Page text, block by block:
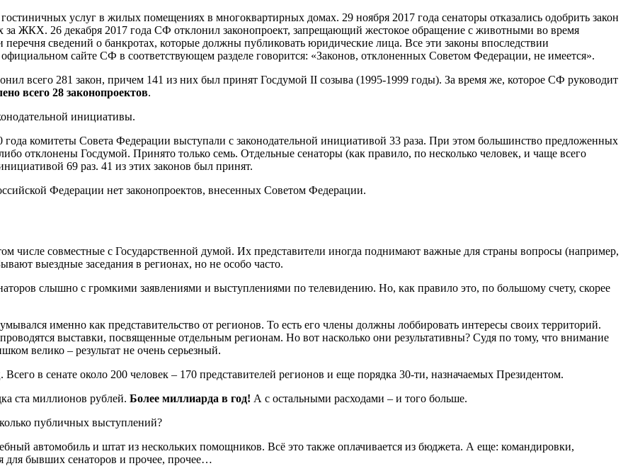
услуг в жилых помещениях в многоквартирных домах. 29 ноября 2017 года сенаторы отказались одобрить закон
ЖКХ. 26 декабря 2017 года СФ отклонил законопроект, запрещающий жестокое обращение с животными во время
сведений о банкротах, которые должны публиковать юридические лица. Все эти законы впоследствии
сайте СФ в соответствующем разделе говорится: «Законов, отклоненных Советом Федерации, не имеется».
всего 281 закон, причем 141 из них был принят Госдумой II созыва (1995-1999 годы). За время же, которое СФ руководит
всего 28 законопроектов.
инициативы.
комитеты Совета Федерации выступали с законодательной инициативой 33 раза. При этом большинство предложенных
отклонены Госдумой. Принято только семь. Отдельные сенаторы (как правило, по несколько человек, и чаще всего
69 раз. 41 из этих законов был принят.
Федерации нет законопроектов, внесенных Советом Федерации.
числе совместные с Государственной думой. Их представители иногда поднимают важные для страны вопросы (например,
выездные заседания в регионах, но не особо часто.
слышно с громкими заявлениями и выступлениями по телевидению. Но, как правило это, по большому счету, скорее
именно как представительство от регионов. То есть его члены должны лоббировать интересы своих территорий.
выставки, посвященные отдельным регионам. Но вот насколько они результативны? Судя по тому, что внимание
велико – результат не очень серьезный.
в сенате около 200 человек – 170 представителей регионов и еще порядка 30-ти, назначаемых Президентом.
ста миллионов рублей. Более миллиарда в год! А с остальными расходами – и того больше.
публичных выступлений?
автомобиль и штат из нескольких помощников. Всё это также оплачивается из бюджета. А еще: командировки,
бывших сенаторов и прочее, прочее…